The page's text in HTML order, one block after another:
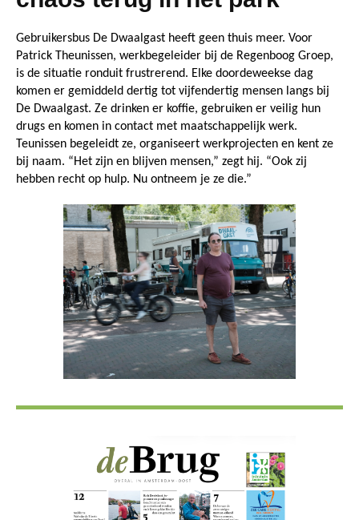
Gebruikersbus De Dwaalgast heeft geen thuis meer. Voor
Patrick Theunissen, werkbegeleider bij de Regenboog Groep,
is de situatie ronduit frustrerend. Elke doordeweekse dag
komen er gemiddeld dertig tot vijfendertig mensen langs bij
De Dwaalgast. Ze drinken er koffie, gebruiken er veilig hun
drugs en komen in contact met maatschappelijk werk.
Teunissen begeleidt ze, organiseert werkprojecten en kent ze
bij naam. “Het zijn en blijven mensen,” zegt hij. “Ook zij
hebben recht op hulp. Nu ontneem je ze die.”